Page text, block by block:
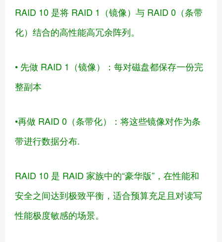
RAID 10 是将 RAID 1（镜像）与 RAID 0（条带
化）结合的高性能高冗余阵列。
• 先做 RAID 1（镜像）：每对磁盘都保存一份完
整副本
•再做 RAID 0（条带化）：将这些镜像对作为条
带进行数据分布.
RAID 10 是 RAID 家族中的“豪华版”，在性能和
安全之间达到极致平衡，适合预算充足且对读写
性能极度敏感的场景。